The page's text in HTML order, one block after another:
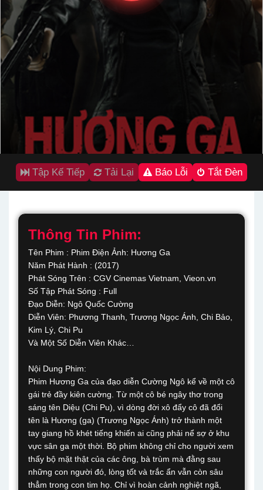
Tập Kế Tiếp Tải Lại Báo Lỗi Tắt Đèn
Thông Tin Phim:
Tên Phim : Phim Điện Ảnh: Hương Ga
Năm Phát Hành : (2017)
Phát Sóng Trên : CGV Cinemas Vietnam, Vieon.vn
Số Tập Phát Sóng : Full
Đạo Diễn: Ngô Quốc Cường
Diễn Viên: Phương Thanh, Trương Ngọc Ánh, Chi Bảo,
Kim Lý, Chi Pu
Và Một Số Diễn Viên Khác…
Nội Dung Phim:
Phim Hương Ga của đạo diễn Cường Ngô kể về một cô
gái trẻ đầy kiên cường. Từ một cô bé ngây thơ trong
sáng tên Diệu (Chi Pu), vì dòng đời xô đẩy cô đã đổi
tên là Hương (ga) (Trương Ngọc Ánh) trở thành một
tay giang hồ khét tiếng khiến ai cũng phải nể sợ ở khu
vực sân ga một thời. Bộ phim không chỉ cho người xem
thấy bộ mặt thật của các ông, bà trùm mà đằng sau
những con người đó, lòng tốt và trắc ẩn vẫn còn sâu
thẳm trong con tim họ. Chỉ vì hoàn cảnh nghiệt ngã,